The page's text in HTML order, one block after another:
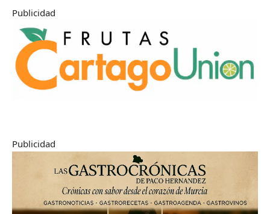
Publicidad
Publicidad